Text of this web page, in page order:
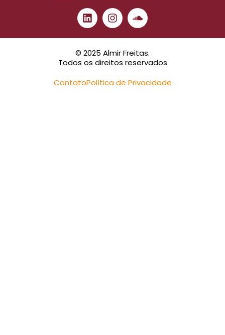
© 2025 Almir Freitas.
Todos os direitos reservados
ContatoPolítica de Privacidade